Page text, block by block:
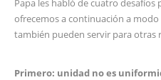
Papa les habló de cuatro desafíos
ofrecemos a continuación a
también pueden servir para otras
Primero: unidad no es